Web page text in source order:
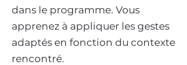
dans le programme. Vous
apprenez à appliquer les gestes
adaptés en fonction du contexte
rencontré.